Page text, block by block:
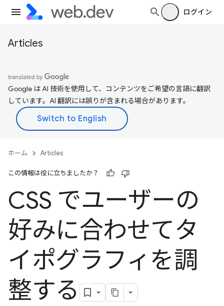
ログイン
Articles
Google は AI 技術を使用して、コンテンツをご希望の言語に翻訳
しています。AI 翻訳には誤りが含まれる場合があります。
ホーム Articles
この情報は役に立ちましたか？
CSS でユーザーの
好みに合わせてタ
イポグラフィを調
整する